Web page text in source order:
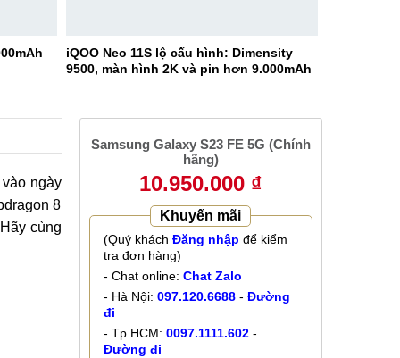
iQOO Neo 11S lộ cấu hình: Dimensity
9500, màn hình 2K và pin hơn 9.000mAh
ngày
8
cùng
Samsung Galaxy S23 FE 5G (Chính
hãng)
10.950.000 ₫
Khuyến mãi
(Quý khách Đăng nhập để kiểm
tra đơn hàng)
- Chat online: Chat Zalo
- Hà Nội: 097.120.6688- Đường
đi
- Tp.HCM: 0097.1111.602-
Đường đi